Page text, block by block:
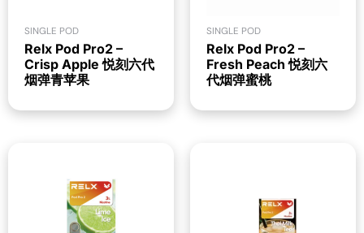
SINGLE POD
Relx Pod Pro2 –
Crisp Apple 悦刻六代
烟弹青苹果
SINGLE POD
Relx Pod Pro2 –
Fresh Peach 悦刻六
代烟弹蜜桃